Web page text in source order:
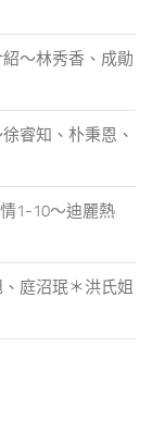
紹～林秀香、成勛
睿知、朴秉恩、
1-10～迪麗熱
庭沼珉＊洪氏姐